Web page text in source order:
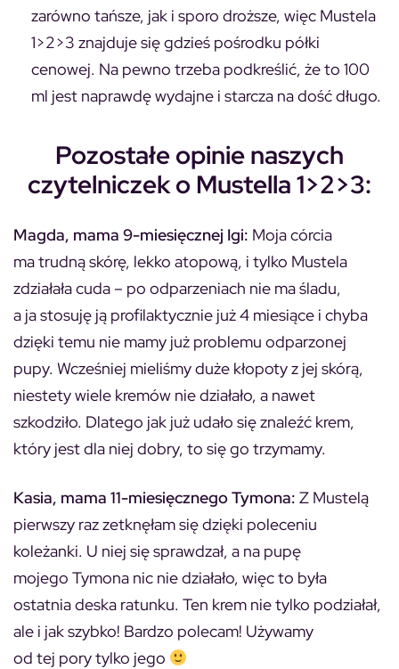
zarówno tańsze, jak i sporo droższe, więc Mustela
1>2>3 znajduje się gdzieś pośrodku półki
cenowej. Na pewno trzeba podkreślić, że to 100
ml jest naprawdę wydajne i starcza na dość długo.
Pozostałe opinie naszych
czytelniczek o Mustella 1>2>3:
Magda, mama 9-miesięcznej Igi: Moja córcia
ma trudną skórę, lekko atopową, i tylko Mustela
zdziałała cuda – po odparzeniach nie ma śladu,
a ja stosuję ją profilaktycznie już 4 miesiące i chyba
dzięki temu nie mamy już problemu odparzonej
pupy. Wcześniej mieliśmy duże kłopoty z jej skórą,
niestety wiele kremów nie działało, a nawet
szkodziło. Dlatego jak już udało się znaleźć krem,
który jest dla niej dobry, to się go trzymamy.
Kasia, mama 11-miesięcznego Tymona: Z Mustelą
pierwszy raz zetknęłam się dzięki poleceniu
koleżanki. U niej się sprawdzał, a na pupę
mojego Tymona nic nie działało, więc to była
ostatnia deska ratunku. Ten krem nie tylko podziałał,
ale i jak szybko! Bardzo polecam! Używamy
od tej pory tylko jego